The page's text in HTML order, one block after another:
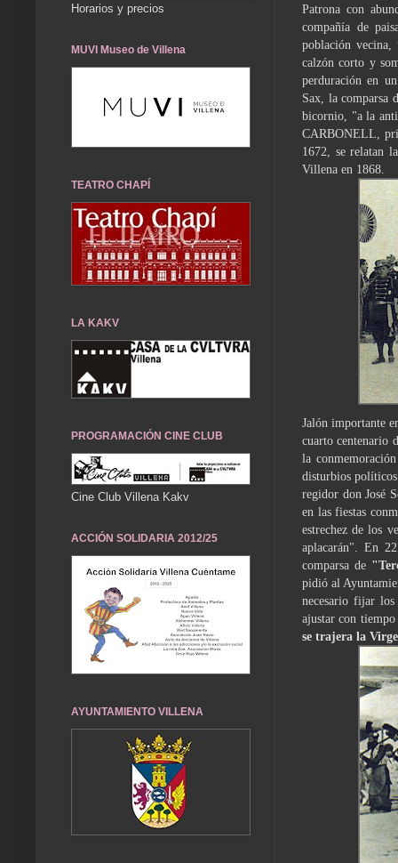
Patrona con
compañía de
población vecina,
calzón corto y
perduración en
Sax, la comparsa
bicornio, "a la
CARBONELL,
1672, se relatan
Villena en 1868.
Jalón importante
cuarto centenario
la
disturbios
regidor don José
en las fiestas
estrechez de los
aplacarán". En
comparsa de
pidió al
necesario fijar
ajustar con
se trajera la
Horarios y precios
MUVI Museo de Villena
TEATRO CHAPÍ
LA KAKV
PROGRAMACIÓN CINE CLUB
Cine Club Villena Kakv
ACCIÓN SOLIDARIA 2012/25
AYUNTAMIENTO VILLENA